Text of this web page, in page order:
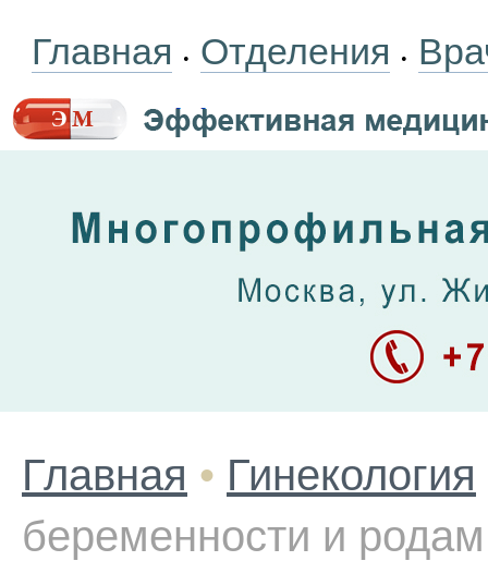
Главная • Отделения •
Главная • Гинекология
беременности и родам